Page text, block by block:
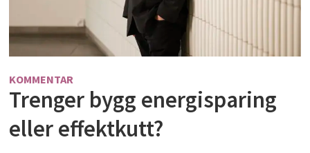
KOMMENTAR
Trenger bygg energisparing
eller effektkutt?